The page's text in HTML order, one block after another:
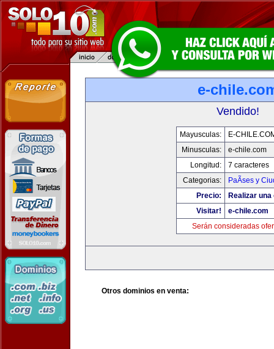
e-
Vendido!
Mayusculas:
E-
Minusculas:
e-chile.com
Longitud:
7 caracteres
Categorias:
PaÃ­ses y
Precio:
Realizar
Visitar!
e-chile.com
Serán consideradas
Otros dominios en venta: